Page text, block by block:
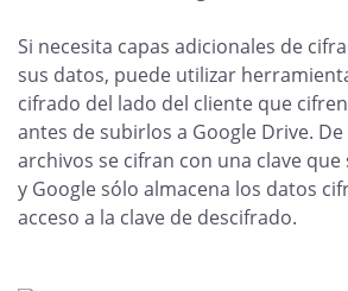
Si necesita capas adicionales de
sus datos, puede utilizar
cifrado del lado del cliente que
antes de subirlos a Google Drive.
archivos se cifran con una clave
y Google sólo almacena los datos
acceso a la clave de descifrado.